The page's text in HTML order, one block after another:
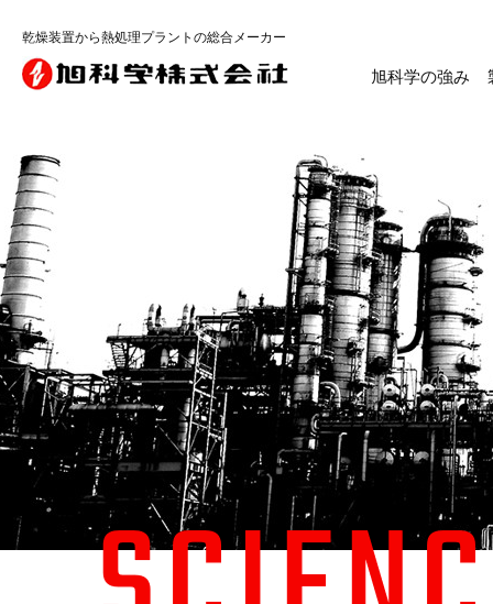
乾燥装置から熱処理プラントの総合メーカー
旭科学の強み